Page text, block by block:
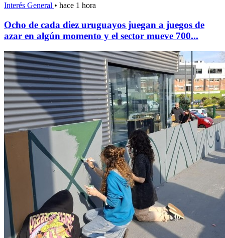
Interés General • hace 1 hora
Ocho de cada diez uruguayos juegan a juegos de
azar en algún momento y el sector mueve 700...